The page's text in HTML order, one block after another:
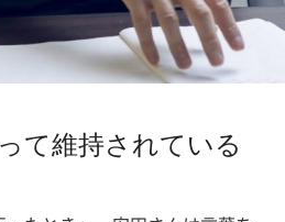
て維持されている